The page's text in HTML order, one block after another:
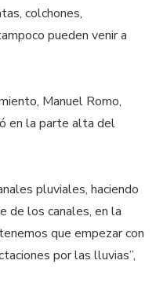
colchones,
pueden venir a
Manuel Romo,
en la parte alta del
pluviales, haciendo
de los canales, en la
que empezar con
por las lluvias”,